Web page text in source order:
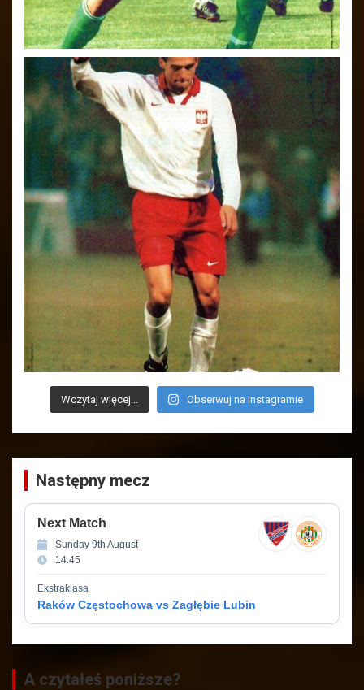
Wczytaj więcej... Obserwuj na Instagramie
Następny mecz
Next Match
Sunday 9th August
14:45
Ekstraklasa
Raków Częstochowa vs Zagłębie Lubin
A czytałeś poniższe?